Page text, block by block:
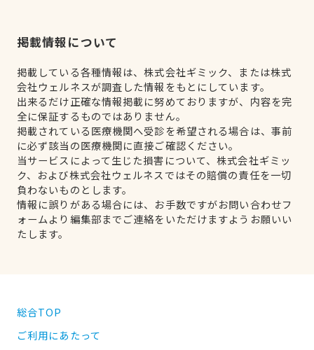
掲載情報について
掲載している各種情報は、株式会社ギミック、または株式
会社ウェルネスが調査した情報をもとにしています。
出来るだけ正確な情報掲載に努めておりますが、内容を完
全に保証するものではありません。
掲載されている医療機関へ受診を希望される場合は、事前
に必ず該当の医療機関に直接ご確認ください。
当サービスによって生じた損害について、株式会社ギミッ
ク、および株式会社ウェルネスではその賠償の責任を一切
負わないものとします。
情報に誤りがある場合には、お手数ですがお問い合わせフ
ォームより編集部までご連絡をいただけますようお願いい
たします。
総合TOP
ご利用にあたって